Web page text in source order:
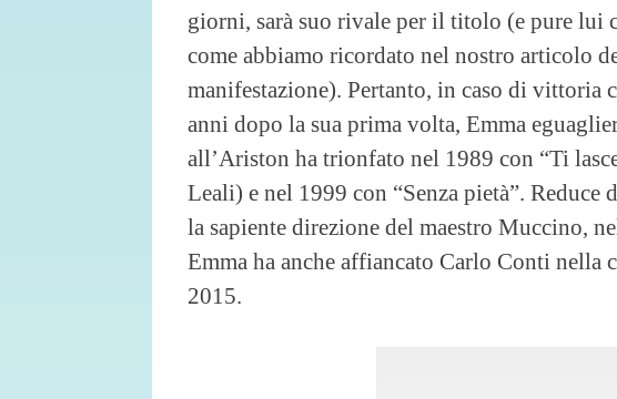
giorni, sarà suo rivale per il titolo (e pure lui
come abbiamo ricordato nel nostro articolo
manifestazione). Pertanto, in caso di vittoria
anni dopo la sua prima volta, Emma
all’Ariston ha trionfato nel 1989 con “Ti
Leali) e nel 1999 con “Senza pietà”. Reduce
la sapiente direzione del maestro Muccino,
Emma ha anche affiancato Carlo Conti nella
2015.